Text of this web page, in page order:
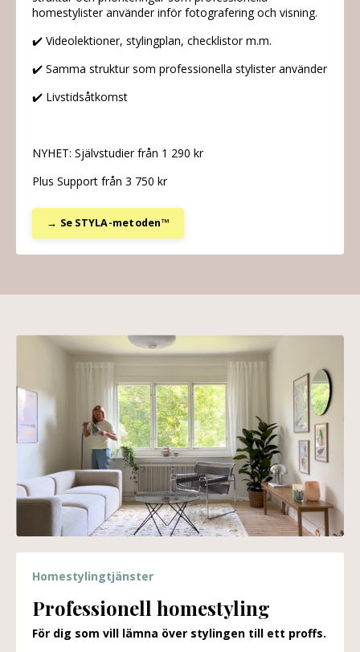
homestylister använder inför fotografering och visning.
✔️ Videolektioner, stylingplan, checklistor m.m.
✔️ Samma struktur som professionella stylister använder
✔️ Livstidsåtkomst
NYHET: Självstudier från 1 290 kr
Plus Support från 3 750 kr
→ Se STYLA-metoden™
Homestylingtjänster
Professionell homestyling
För dig som vill lämna över stylingen till ett proffs.